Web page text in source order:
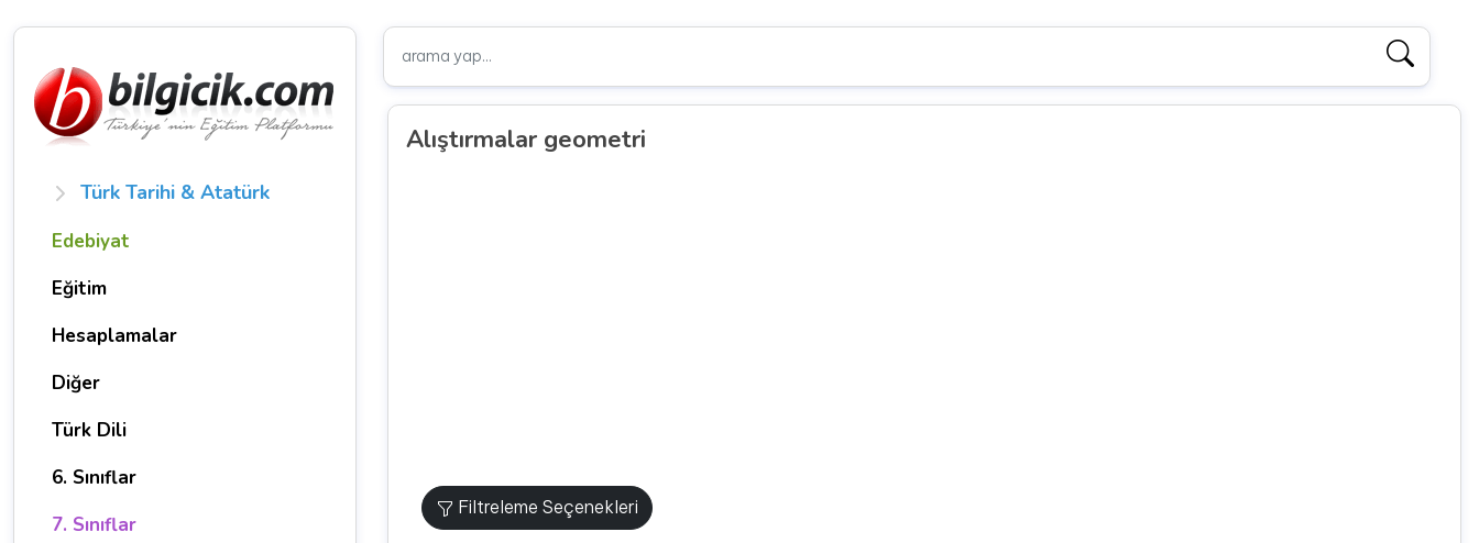
Türk Tarihi & Atatürk
Edebiyat
Eğitim
Hesaplamalar
Diğer
Türk Dili
6. Sınıflar
7. Sınıflar
Alıştırmalar geometri
Filtreleme Seçenekleri